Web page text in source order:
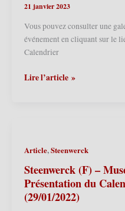
des
Géants
2026
(24/01/2026)
21 janvier 2023
Vous pouvez consulter une
événement en cliquant sur le
Calendrier
Merville
des
Géants
2023
(23/01/2023)
Lire l’article »
Article,Steenwerck
Steenwerck (F) –
Présentation du
(29/01/2022)